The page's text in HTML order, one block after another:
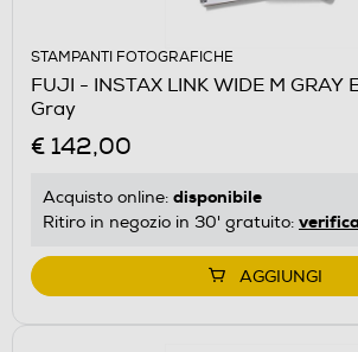
STAMPANTI FOTOGRAFICHE
FUJI - INSTAX LINK WIDE M GRAY
Gray
€ 142,00
Acquisto online: disponibile
Ritiro in negozio in 30' gratuito: verifica
AGGIUNGI